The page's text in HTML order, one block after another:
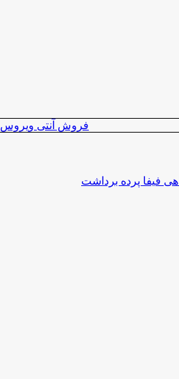
فروش آنتی ویروس
فیفا پرده برداشت